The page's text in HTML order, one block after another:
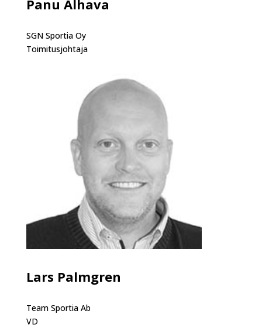
Panu Alhava
SGN Sportia Oy
Toimitusjohtaja
Lars Palmgren
Team Sportia Ab
VD